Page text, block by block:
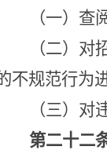
（一）
（二）
不规范行为
（三）对
第二十二